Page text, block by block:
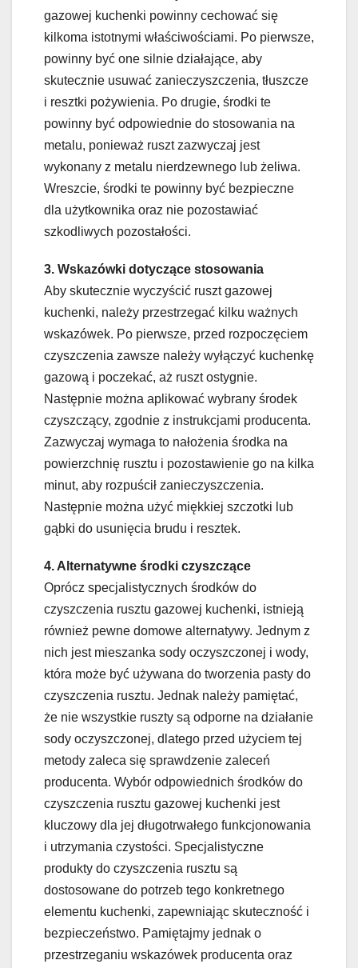
gazowej kuchenki powinny cechować się
kilkoma istotnymi właściwościami. Po pierwsze,
powinny być one silnie działające, aby
skutecznie usuwać zanieczyszczenia, tłuszcze
i resztki pożywienia. Po drugie, środki te
powinny być odpowiednie do stosowania na
metalu, ponieważ ruszt zazwyczaj jest
wykonany z metalu nierdzewnego lub żeliwa.
Wreszcie, środki te powinny być bezpieczne
dla użytkownika oraz nie pozostawiać
szkodliwych pozostałości.
3. Wskazówki dotyczące stosowania
Aby skutecznie wyczyścić ruszt gazowej
kuchenki, należy przestrzegać kilku ważnych
wskazówek. Po pierwsze, przed rozpoczęciem
czyszczenia zawsze należy wyłączyć kuchenkę
gazową i poczekać, aż ruszt ostygnie.
Następnie można aplikować wybrany środek
czyszczący, zgodnie z instrukcjami producenta.
Zazwyczaj wymaga to nałożenia środka na
powierzchnię rusztu i pozostawienie go na kilka
minut, aby rozpuścił zanieczyszczenia.
Następnie można użyć miękkiej szczotki lub
gąbki do usunięcia brudu i resztek.
4. Alternatywne środki czyszczące
Oprócz specjalistycznych środków do
czyszczenia rusztu gazowej kuchenki, istnieją
również pewne domowe alternatywy. Jednym z
nich jest mieszanka sody oczyszczonej i wody,
która może być używana do tworzenia pasty do
czyszczenia rusztu. Jednak należy pamiętać,
że nie wszystkie ruszty są odporne na działanie
sody oczyszczonej, dlatego przed użyciem tej
metody zaleca się sprawdzenie zaleceń
producenta. Wybór odpowiednich środków do
czyszczenia rusztu gazowej kuchenki jest
kluczowy dla jej długotrwałego funkcjonowania
i utrzymania czystości. Specjalistyczne
produkty do czyszczenia rusztu są
dostosowane do potrzeb tego konkretnego
elementu kuchenki, zapewniając skuteczność i
bezpieczeństwo. Pamiętajmy jednak o
przestrzeganiu wskazówek producenta oraz